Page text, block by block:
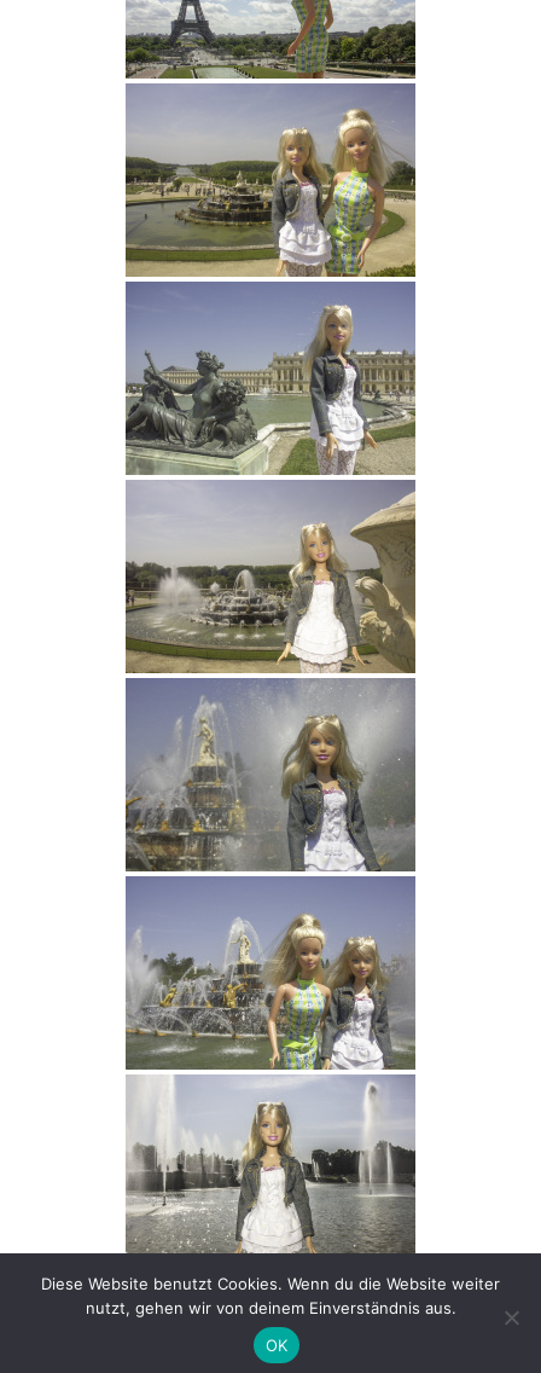
© 2026Arnd Ötting
Diese Website benutzt Cookies. Wenn du die Website weiter
nutzt, gehen wir von deinem Einverständnis aus.
OK